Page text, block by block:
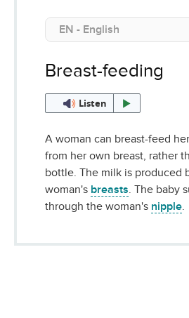
Breast-feeding
Listen
A woman can breast-feed
from her own breast, rather
bottle. The milk is produced
woman's breasts . The baby
through the woman's nipple